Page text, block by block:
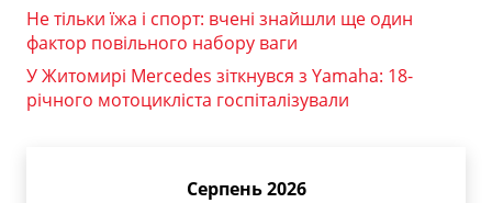
Не тільки їжа і спорт: вчені знайшли ще один
фактор повільного набору ваги
У Житомирі Mercedes зіткнувся з Yamaha: 18-
річного мотоцикліста госпіталізували
Серпень 2026